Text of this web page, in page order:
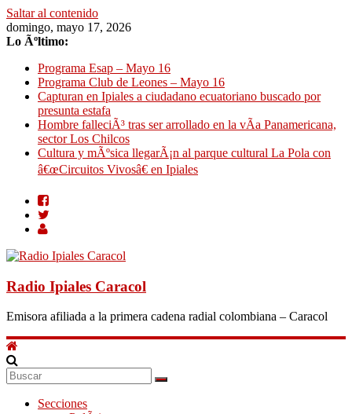
Saltar al contenido
domingo, mayo 17, 2026
Lo Ãºltimo:
Programa Esap – Mayo 16
Programa Club de Leones – Mayo 16
Capturan en Ipiales a ciudadano ecuatoriano buscado por
presunta estafa
Hombre falleciÃ³ tras ser arrollado en la vÃ­a Panamericana,
sector Los Chilcos
Cultura y mÃºsica llegarÃ¡n al parque cultural La Pola con
â€œCircuitos Vivosâ€ en Ipiales
Radio Ipiales Caracol
Emisora afiliada a la primera cadena radial colombiana – Caracol
Secciones